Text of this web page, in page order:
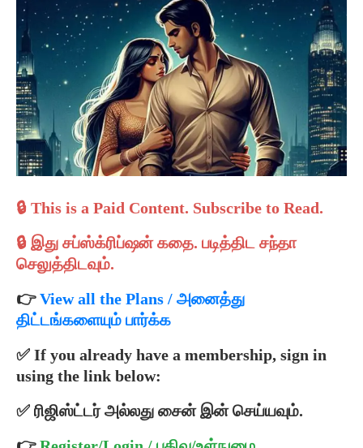
🔒 This is a Paid Content. Subscribe to Read.
🔒 இது சப்ஸ்க்ரிப்ஷன் கதை. படித்திட சந்தா
செலுத்திடவும்.
👉View all the Plans / அனைத்து
திட்டங்களையும் பார்க்க
✅ If you already have a membership, sign in
using the link below:
✅ ரிஜிஸ்ட்டர் அல்லது சைன் இன் செய்யவும்.